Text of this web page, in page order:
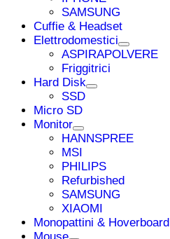
SAMSUNG
Cuffie & Headset
Elettrodomestici
ASPIRAPOLVERE
Friggitrici
Hard Disk
SSD
Micro SD
Monitor
HANNSPREE
MSI
PHILIPS
Refurbished
SAMSUNG
XIAOMI
Monopattini & Hoverboard